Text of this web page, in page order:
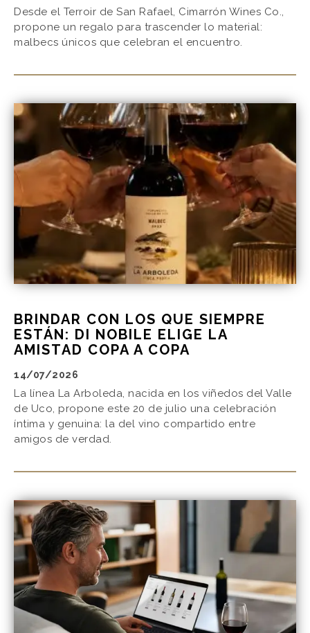
Desde el Terroir de San Rafael, Cimarrón Wines Co.,
propone un regalo para trascender lo material:
malbecs únicos que celebran el encuentro.
BRINDAR CON LOS QUE SIEMPRE
ESTÁN: DI NOBILE ELIGE LA
AMISTAD COPA A COPA
14/07/2026
La línea La Arboleda, nacida en los viñedos del Valle
de Uco, propone este 20 de julio una celebración
íntima y genuina: la del vino compartido entre
amigos de verdad.